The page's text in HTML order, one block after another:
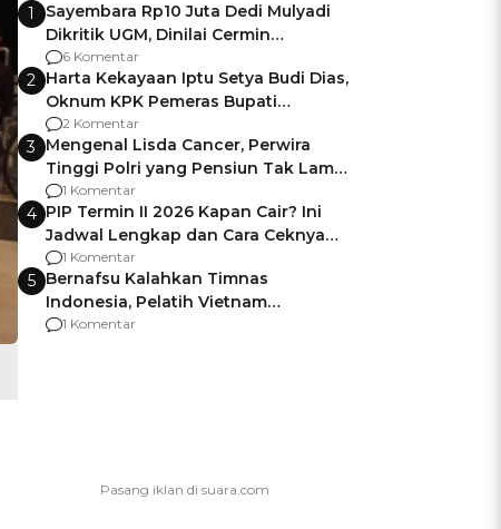
1
Sayembara Rp10 Juta Dedi Mulyadi
Dikritik UGM, Dinilai Cermin
Gagalnya Negara Jamin Keamanan
6 Komentar
2 Harta Kekayaan Iptu Setya Budi Dias,
Oknum KPK Pemeras Bupati
Pemalang
2 Komentar
3 Mengenal Lisda Cancer, Perwira
Tinggi Polri yang Pensiun Tak Lama
Usai Jadi Brigjen
1 Komentar
4 PIP Termin II 2026 Kapan Cair? Ini
Jadwal Lengkap dan Cara Ceknya
agar Dana Tidak Hangus!
1 Komentar
5 Bernafsu Kalahkan Timnas
Indonesia, Pelatih Vietnam
Berencana Pakai Jimat di Pakansari
1 Komentar